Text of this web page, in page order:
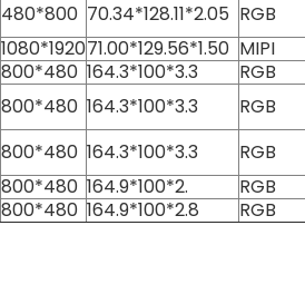
480*800 70.34*128.11*2.05 RGB
1080*192071.00*129.56*1.50 MIPI
800*480 164.3*100*3.3
RGB
800*480 164.3*100*3.3
RGB
800*480 164.3*100*3.3
RGB
800*480 164.9*100*2.
RGB
800*480 164.9*100*2.8
RGB